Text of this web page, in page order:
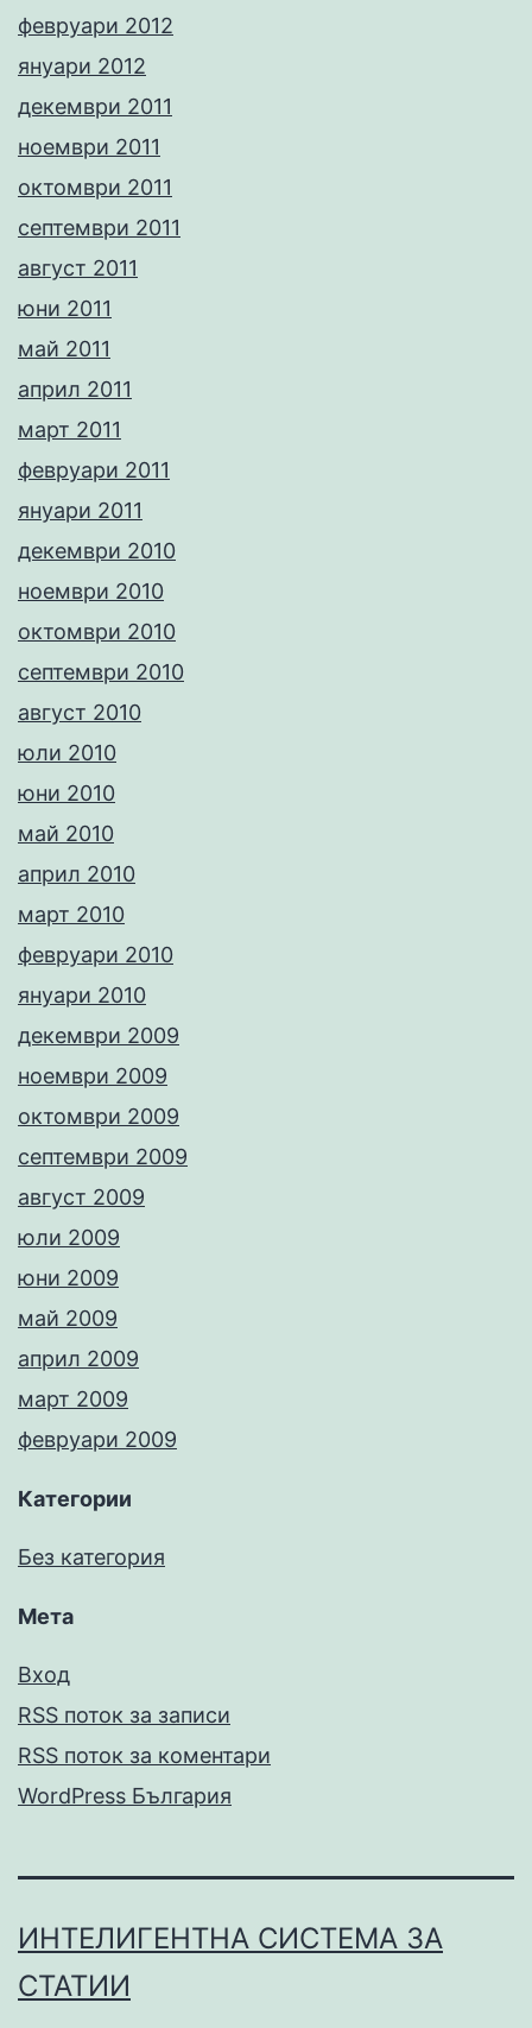
февруари 2012
януари 2012
декември 2011
ноември 2011
октомври 2011
септември 2011
август 2011
юни 2011
май 2011
април 2011
март 2011
февруари 2011
януари 2011
декември 2010
ноември 2010
октомври 2010
септември 2010
август 2010
юли 2010
юни 2010
май 2010
април 2010
март 2010
февруари 2010
януари 2010
декември 2009
ноември 2009
октомври 2009
септември 2009
август 2009
юли 2009
юни 2009
май 2009
април 2009
март 2009
февруари 2009
Категории
Без категория
Мета
Вход
RSS поток за записи
RSS поток за коментари
WordPress България
ИНТЕЛИГЕНТНА СИСТЕМА ЗА
СТАТИИ